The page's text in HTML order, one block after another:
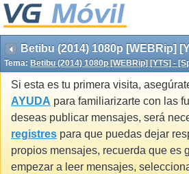
Tema: Betibu (2014) 1080p [WEBRip] [YTS] -
Si esta es tu primera visita,
AYUDA para familiarizarte con las
deseas publicar mensajes, será
registres para que puedas dejar
propios mensajes, recuerda que es
empezar a leer mensajes,